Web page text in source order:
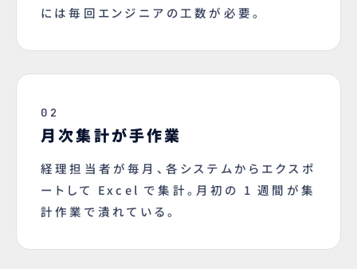
には毎回エンジニアの工数が必要。
02
月次集計が手作業
経理担当者が毎月、各システムからエクスポ
ートして Excel で集計。月初の 1 週間が集
計作業で潰れている。